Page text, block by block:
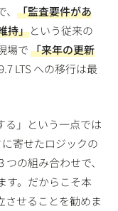
、「監査要件があ
持」という従来の
場で「来年の更新
LTS への移行は最
る」という一点では
寄せたロジックの
の組み合わせで、
す。だからこそ本
させることを勧めま